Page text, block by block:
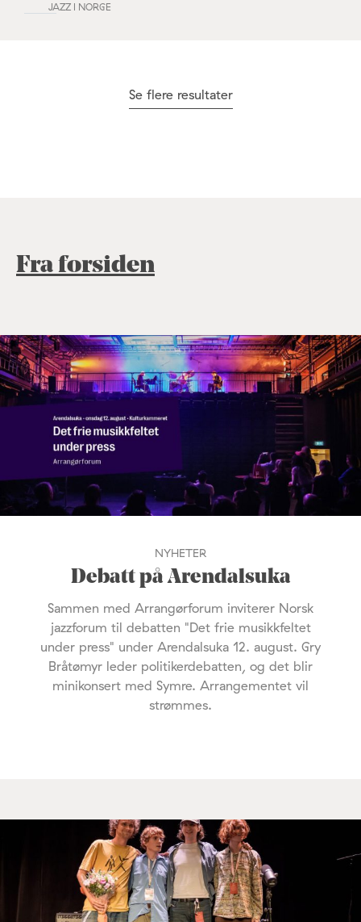
JAZZ I NORGE
Se flere resultater
Fra forsiden
NYHETER
Debatt på Arendalsuka
Sammen med Arrangørforum inviterer Norsk
jazzforum til debatten "Det frie musikkfeltet
under press" under Arendalsuka 12. august. Gry
Bråtømyr leder politikerdebatten, og det blir
minikonsert med Symre. Arrangementet vil
strømmes.